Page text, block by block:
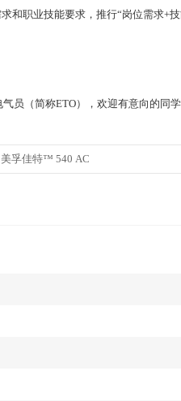
职业技能要求，推行“岗位需求+
员（简称ETO），欢迎有意向的同
孚佳特™ 540 AC